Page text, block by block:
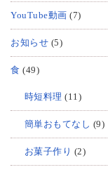
YouTube動画 (7)
お知らせ (5)
食 (49)
時短料理 (11)
簡単おもてなし (9)
お菓子作り (2)